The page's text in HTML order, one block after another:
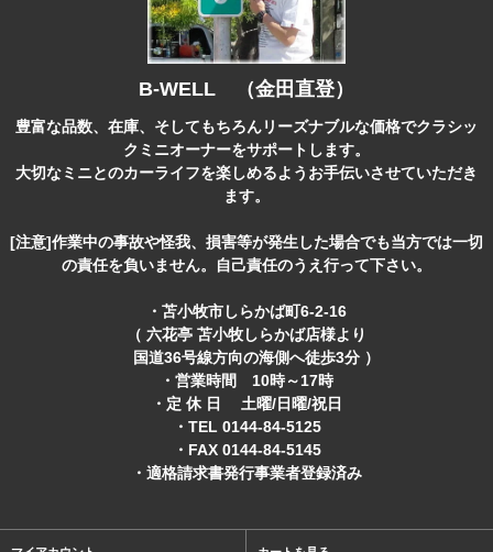
B-WELL （金田直登）
豊富な品数、在庫、そしてもちろんリーズナブルな価格でクラシッ
クミニオーナーをサポートします。
大切なミニとのカーライフを楽しめるようお手伝いさせていただき
ます。
[注意]作業中の事故や怪我、損害等が発生した場合でも当方では一切
の責任を負いません。自己責任のうえ行って下さい。
・苫小牧市しらかば町6-2-16
（ 六花亭 苫小牧しらかば店様より
国道36号線方向の海側へ徒歩3分 ）
・営業時間 10時～17時
・定 休 日 土曜/日曜/祝日
・TEL 0144-84-5125
・FAX 0144-84-5145
・適格請求書発行事業者登録済み